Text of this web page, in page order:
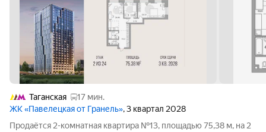
Таганская
17 мин.
ЖК «Павелецкая от Гранель», 3 квартал 2028
Продаётся 2-комнатная квартира №13, площадью 75,38 м, на 2